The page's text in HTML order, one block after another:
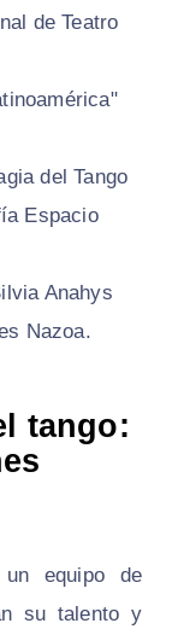
de Teatro
del Tango
Espacio
Anahys
Nazoa.
tango:
equipo de
su talento y